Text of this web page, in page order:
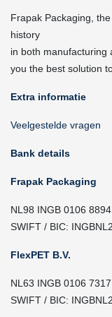
Frapak Packaging,
history
in both manufacturing
you the best solution
Extra informatie
Veelgestelde vragen
Bank details
Frapak Packaging
NL98 INGB 0106
SWIFT / BIC:
FlexPET B.V.
NL63 INGB 0106
SWIFT / BIC: